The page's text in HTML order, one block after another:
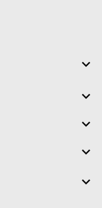




